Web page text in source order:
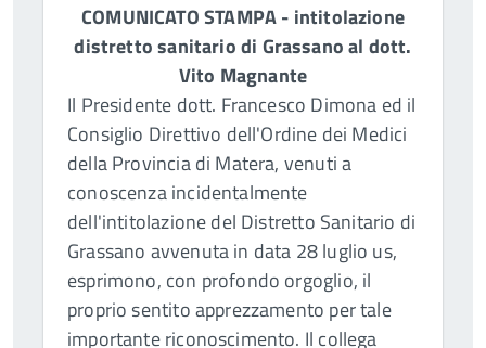
COMUNICATO STAMPA - intitolazione
distretto sanitario di Grassano al dott.
Vito Magnante
Il Presidente dott. Francesco Dimona ed il
Consiglio Direttivo dell'Ordine dei Medici
della Provincia di Matera, venuti a
conoscenza incidentalmente
dell'intitolazione del Distretto Sanitario di
Grassano avvenuta in data 28 luglio us,
esprimono, con profondo orgoglio, il
proprio sentito apprezzamento per tale
importante riconoscimento. Il collega